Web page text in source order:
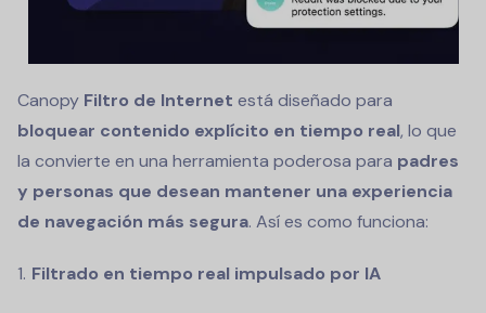
Canopy Filtro de Internet está diseñado para
bloquear contenido explícito en tiempo real, lo que
la convierte en una herramienta poderosa para padres
y personas que desean mantener una experiencia
de navegación más segura. Así es como funciona:
Filtrado en tiempo real impulsado por IA